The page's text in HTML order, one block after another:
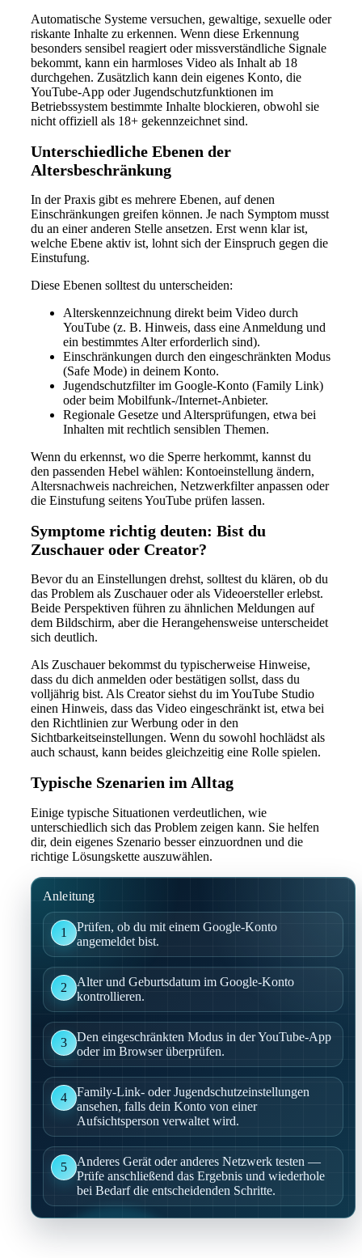
Automatische Systeme versuchen, gewaltige, sexuelle oder
riskante Inhalte zu erkennen. Wenn diese Erkennung
besonders sensibel reagiert oder missverständliche Signale
bekommt, kann ein harmloses Video als Inhalt ab 18
durchgehen. Zusätzlich kann dein eigenes Konto, die
YouTube-App oder Jugendschutzfunktionen im
Betriebssystem bestimmte Inhalte blockieren, obwohl sie
nicht offiziell als 18+ gekennzeichnet sind.
Unterschiedliche Ebenen der
Altersbeschränkung
In der Praxis gibt es mehrere Ebenen, auf denen
Einschränkungen greifen können. Je nach Symptom musst
du an einer anderen Stelle ansetzen. Erst wenn klar ist,
welche Ebene aktiv ist, lohnt sich der Einspruch gegen die
Einstufung.
Diese Ebenen solltest du unterscheiden:
Alterskennzeichnung direkt beim Video durch
YouTube (z. B. Hinweis, dass eine Anmeldung und
ein bestimmtes Alter erforderlich sind).
Einschränkungen durch den eingeschränkten Modus
(Safe Mode) in deinem Konto.
Jugendschutzfilter im Google-Konto (Family Link)
oder beim Mobilfunk-/Internet-Anbieter.
Regionale Gesetze und Altersprüfungen, etwa bei
Inhalten mit rechtlich sensiblen Themen.
Wenn du erkennst, wo die Sperre herkommt, kannst du
den passenden Hebel wählen: Kontoeinstellung ändern,
Altersnachweis nachreichen, Netzwerkfilter anpassen oder
die Einstufung seitens YouTube prüfen lassen.
Symptome richtig deuten: Bist du
Zuschauer oder Creator?
Bevor du an Einstellungen drehst, solltest du klären, ob du
das Problem als Zuschauer oder als Videoersteller erlebst.
Beide Perspektiven führen zu ähnlichen Meldungen auf
dem Bildschirm, aber die Herangehensweise unterscheidet
sich deutlich.
Als Zuschauer bekommst du typischerweise Hinweise,
dass du dich anmelden oder bestätigen sollst, dass du
volljährig bist. Als Creator siehst du im YouTube Studio
einen Hinweis, dass das Video eingeschränkt ist, etwa bei
den Richtlinien zur Werbung oder in den
Sichtbarkeitseinstellungen. Wenn du sowohl hochlädst als
auch schaust, kann beides gleichzeitig eine Rolle spielen.
Typische Szenarien im Alltag
Einige typische Situationen verdeutlichen, wie
unterschiedlich sich das Problem zeigen kann. Sie helfen
dir, dein eigenes Szenario besser einzuordnen und die
richtige Lösungskette auszuwählen.
Anleitung
1
Prüfen, ob du mit einem Google-Konto
angemeldet bist.
2
Alter und Geburtsdatum im Google-Konto
kontrollieren.
3
Den eingeschränkten Modus in der YouTube-App
oder im Browser überprüfen.
4
Family-Link- oder Jugendschutzeinstellungen
ansehen, falls dein Konto von einer
Aufsichtsperson verwaltet wird.
5
Anderes Gerät oder anderes Netzwerk testen —
Prüfe anschließend das Ergebnis und wiederhole
bei Bedarf die entscheidenden Schritte.